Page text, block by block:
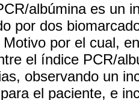
albúmina es un
por dos
por el cual,
el índice PCR/
observando un
el paciente, e